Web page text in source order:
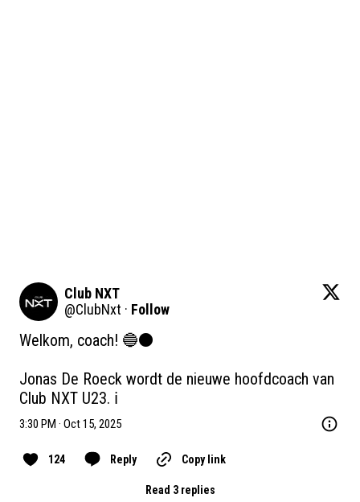
Club NXT
@ClubNxt · Follow
Welkom, coach! 🔵⚫️
Jonas De Roeck wordt de nieuwe hoofdcoach van
Club NXT U23. ℹ️
3:30 PM · Oct 15, 2025
124 Reply Copy link
Read 3 replies